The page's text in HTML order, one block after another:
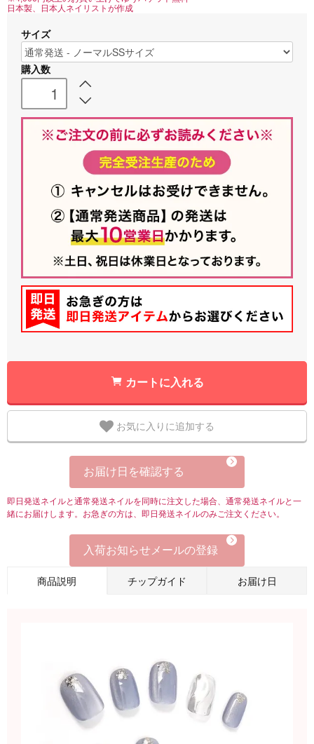
日本製、日本人ネイリストが作成
サイズ
購入数
カートに入れる
お気に入りに追加する
お届け日を確認する
即日発送ネイルと通常発送ネイルを同時に注文した場合、通常発送ネイルと一
緒にお届けします。お急ぎの方は、即日発送ネイルのみご注文ください。
入荷お知らせメールの登録
商品説明 チップガイド お届け日